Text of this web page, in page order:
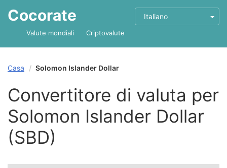
Cocorate Italiano
Valute mondiali Criptovalute
Casa Solomon Islander Dollar
Convertitore di valuta per
Solomon Islander Dollar
(SBD)